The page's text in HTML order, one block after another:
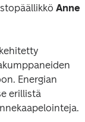
Anne
Energian
erillistä